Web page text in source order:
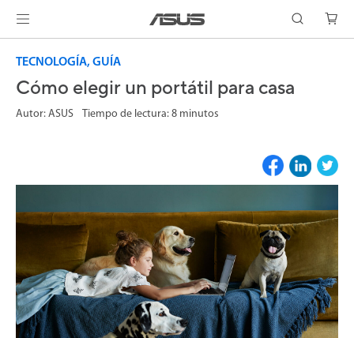
TECNOLOGÍA, GUÍA
Cómo elegir un portátil para casa
Autor: ASUS Tiempo de lectura: 8 minutos